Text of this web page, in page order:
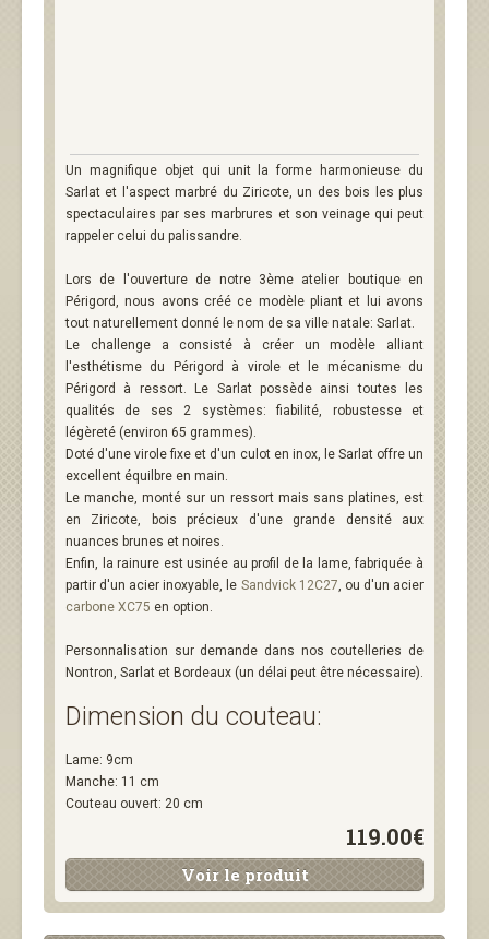
Un magnifique objet qui unit la forme harmonieuse du
Sarlat et l'aspect marbré du Ziricote, un des bois les plus
spectaculaires par ses marbrures et son veinage qui peut
rappeler celui du palissandre.
Lors de l'ouverture de notre 3ème atelier boutique en
Périgord, nous avons créé ce modèle pliant et lui avons
tout naturellement donné le nom de sa ville natale: Sarlat.
Le challenge a consisté à créer un modèle alliant
l'esthétisme du Périgord à virole et le mécanisme du
Périgord à ressort. Le Sarlat possède ainsi toutes les
qualités de ses 2 systèmes: fiabilité, robustesse et
légèreté (environ 65 grammes).
Doté d'une virole fixe et d'un culot en inox, le Sarlat offre un
excellent équilbre en main.
Le manche, monté sur un ressort mais sans platines, est
en Ziricote, bois précieux d'une grande densité aux
nuances brunes et noires.
Enfin, la rainure est usinée au profil de la lame, fabriquée à
partir d'un acier inoxyable, le Sandvick 12C27, ou d'un acier
carbone XC75 en option.
Personnalisation sur demande dans nos coutelleries de
Nontron, Sarlat et Bordeaux (un délai peut être nécessaire).
Dimension du couteau:
Lame: 9cm
Manche: 11 cm
Couteau ouvert: 20 cm
119.00€
Voir le produit